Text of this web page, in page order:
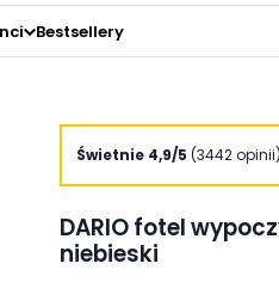
Bestsellery
Świetnie 4,9/5 (3442 opinii)
DARIO fotel
niebieski